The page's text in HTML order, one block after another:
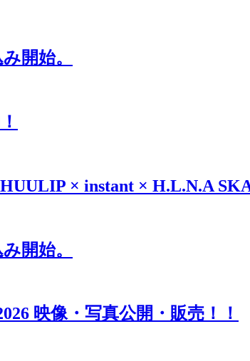
開始。
× instant × H.L.N.A
開始。
映像・写真公開・販売！！